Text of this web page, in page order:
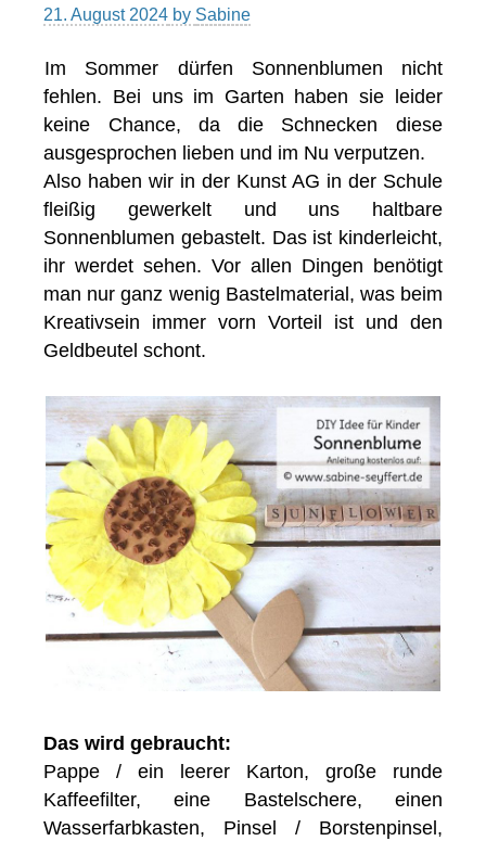
21. August 2024 by Sabine
Im Sommer dürfen Sonnenblumen nicht
fehlen. Bei uns im Garten haben sie leider
keine Chance, da die Schnecken diese
ausgesprochen lieben und im Nu verputzen.
Also haben wir in der Kunst AG in der Schule
fleißig gewerkelt und uns haltbare
Sonnenblumen gebastelt. Das ist kinderleicht,
ihr werdet sehen. Vor allen Dingen benötigt
man nur ganz wenig Bastelmaterial, was beim
Kreativsein immer vorn Vorteil ist und den
Geldbeutel schont.
Das wird gebraucht:
Pappe / ein leerer Karton, große runde
Kaffeefilter, eine Bastelschere, einen
Wasserfarbkasten, Pinsel / Borstenpinsel,